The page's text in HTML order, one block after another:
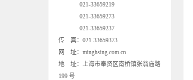
021-33659219
021-33659273
021-33659237
传 真：021-33659373
网 址：minghsing.com.cn
地 址：上海市奉贤区南桥镇张翁庙路
199 号